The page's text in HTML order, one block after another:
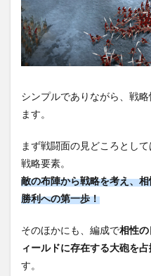
き直し
ガチャ
搭載
1.2
【戦
臨】
を解
説！
1.2.1
引き直
しガチ
以上の
SRキャ
シンプルでありながら、戦
ます。
まず戦闘面の見どころとし
戦略要素。
敵の布陣から戦略を考え、
勝利への第一歩！
そのほかにも、編成で相性
ィールドに存在する大砲を占
す。